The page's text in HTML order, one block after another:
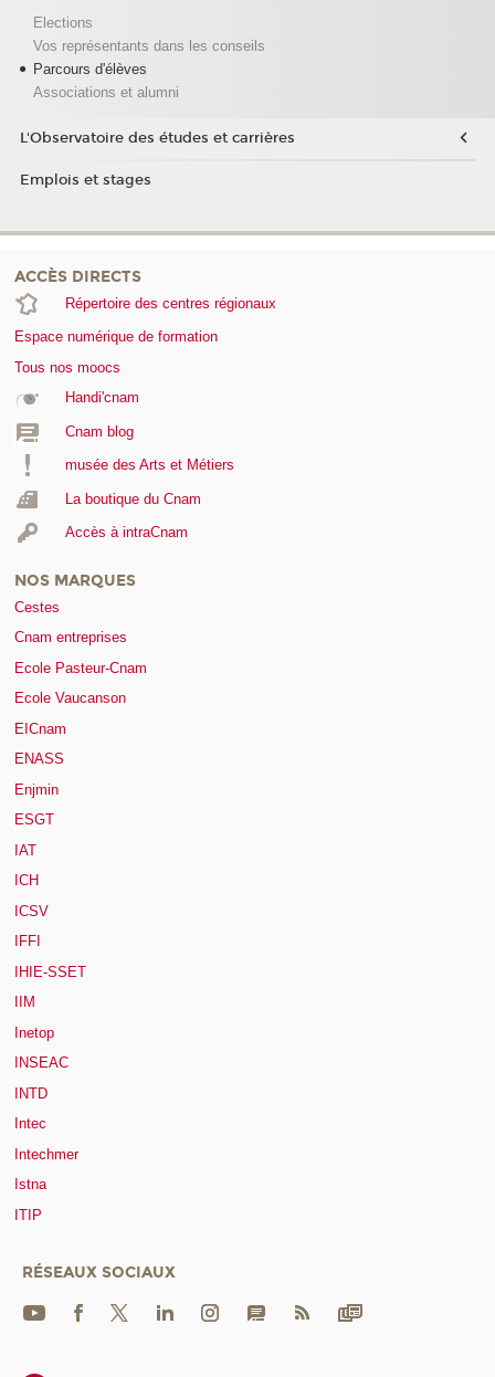
Elections
Vos représentants dans les conseils
Parcours d'élèves
Associations et alumni
L'Observatoire des études et carrières
Emplois et stages
ACCÈS DIRECTS
Répertoire des centres régionaux
Espace numérique de formation
Tous nos moocs
Handi'cnam
Cnam blog
musée des Arts et Métiers
La boutique du Cnam
Accès à intraCnam
NOS MARQUES
Cestes
Cnam entreprises
Ecole Pasteur-Cnam
Ecole Vaucanson
EICnam
ENASS
Enjmin
ESGT
IAT
ICH
ICSV
IFFI
IHIE-SSET
IIM
Inetop
INSEAC
INTD
Intec
Intechmer
Istna
ITIP
RÉSEAUX SOCIAUX